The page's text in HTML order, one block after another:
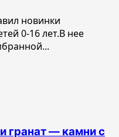
новинки
0-16 лет.В нее
гранат — камни с